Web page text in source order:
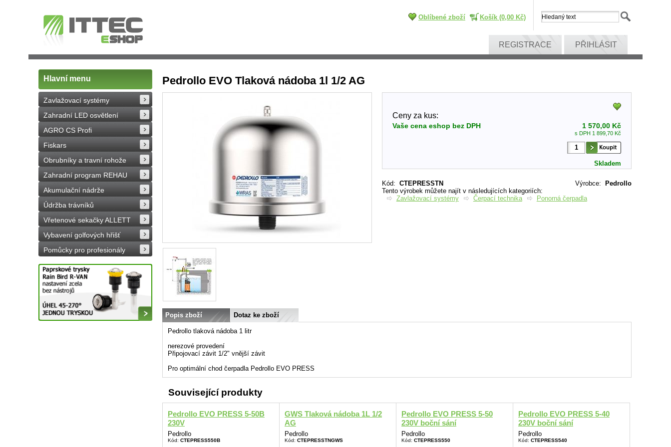
Oblíbené zboží Košík (0,00 Kč)
REGISTRACE PŘIHLÁSIT
Hlavní menu
Zavlažovací systémy
Zahradní LED osvětlení
AGRO CS Profi
Fiskars
Obrubníky a travní rohože
Zahradní program REHAU
Akumulační nádrže
Údržba trávníků
Vřetenové sekačky ALLETT
Vybavení golfových hřišť
Pomůcky pro profesionály
Pedrollo EVO Tlaková nádoba 1l 1/2 AG
Ceny za kus:
Vaše cena eshop bez DPH 1 570,00 Kč
s DPH 1 899,70 Kč
Skladem
Kód: CTEPRESSTN Pedrollo
Výrobce:
Tento výrobek můžete najít v následujících kategoriích:
Zavlažovací systémy
Čerpací technika Ponorná čerpadla
Popis zboží Dotaz ke zboží
Pedrollo tlaková nádoba 1 litr
nerezové provedení
Připojovací závit 1/2" vnější závit
Pro optimální chod čerpadla Pedrollo EVO PRESS
Související produkty
Pedrollo EVO PRESS 5-50B
230V
Pedrollo
Kód: CTEPRESS550B
GWS Tlaková nádoba 1L 1/2
AG
Pedrollo
Kód: CTEPRESSTNGWS
Pedrollo EVO PRESS 5-50
230V boční sání
Pedrollo
Kód: CTEPRESS550
Pedrollo EVO PRESS 5-40
230V boční sání
Pedrollo
Kód: CTEPRESS540